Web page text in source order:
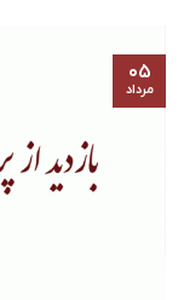
۰۵
مرداد